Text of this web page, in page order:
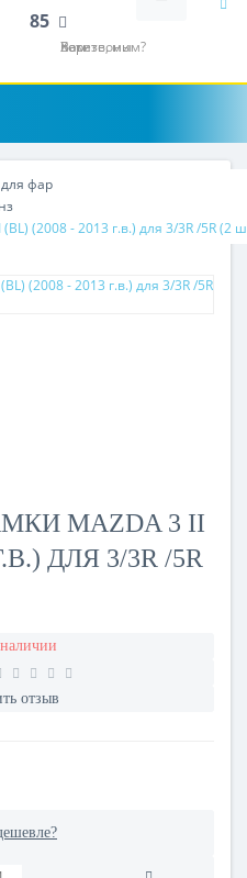
85
Хотите, мы Вам перезвоним?
фар
(2008 - 2013 г.в.) для 3/3R /5R (2
MAZDA 3 II
ДЛЯ 3/3R /5R
отзыв